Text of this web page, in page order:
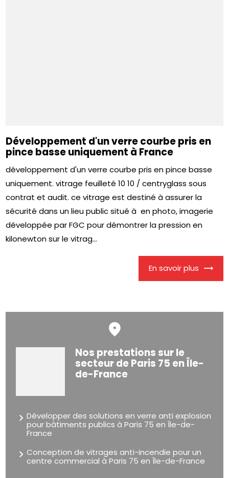
Développement d'un verre courbe pris en
pince basse uniquement à France
développement d'un verre courbe pris en pince basse
uniquement. vitrage feuilleté 10 10 / centryglass sous
contrat et audit. ce vitrage est destiné à assurer la
sécurité dans un lieu public situé à en photo, imagerie
développée par FGC pour démontrer la pression en
kilonewton sur le vitrag...
En savoir plus
Nos prestations sur le
secteur de Paris 75 en Île-
de-France
Développer des solutions en verre anti explosion
pour bâtiments publics à Paris 75 en Île-de-
France
Conception de vitrages anti-incendie pour un
centre commercial à Paris 75 en Île-de-France